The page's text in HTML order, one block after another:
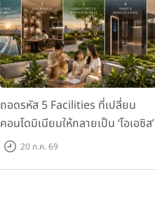
ถอดรหัส 5 Facilities ที่เปลี่ยน
คอนโดมิเนียมให้กลายเป็น ‘โอเอซิส’
ส่วนตัวกลางเมือง
20 ก.ค. 69